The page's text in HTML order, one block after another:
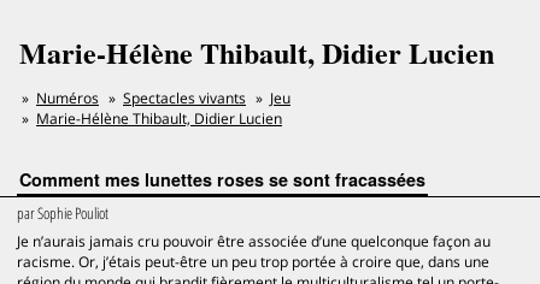
Marie-Hélène Thibault, Didier Lucien
Numéros Spectacles vivants
Jeu
Marie-Hélène Thibault, Didier Lucien
Comment mes lunettes roses se sont fracassées
parSophie Pouliot
Je n’aurais jamais cru pouvoir être associée d’une quelconque façon au
racisme. Or, j’étais peut-être un peu trop portée à croire que, dans une